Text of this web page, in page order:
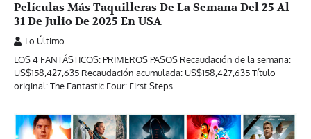
Películas Más Taquilleras De La Semana Del 25 Al
31 De Julio De 2025 En USA
Lo Último
LOS 4 FANTÁSTICOS: PRIMEROS PASOS Recaudación de la semana:
US$158,427,635 Recaudación acumulada: US$158,427,635 Título
original: The Fantastic Four: First Steps…